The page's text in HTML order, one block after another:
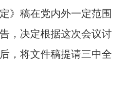
》稿在党内外一定范围
，决定根据这次会议讨
，将文件稿提请三中全